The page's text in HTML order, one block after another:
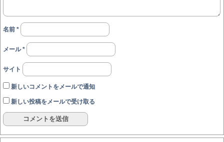
名前 *
メール*
サイト
新しいコメントをメールで通知
新しい投稿をメールで受け取る